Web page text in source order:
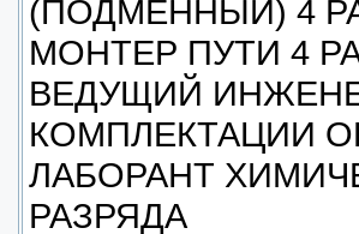
(ПОДМЕННЫЙ) 4
МОНТЕР ПУТИ 4
ВЕДУЩИЙ
КОМПЛЕКТАЦИИ
ЛАБОРАНТ
РАЗРЯДА